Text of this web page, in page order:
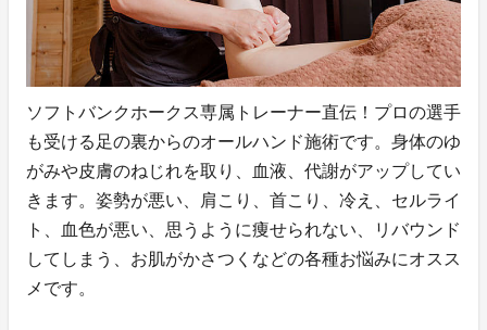
ソフトバンクホークス専属トレーナー直伝！プロの選手
も受ける足の裏からのオールハンド施術です。身体のゆ
がみや皮膚のねじれを取り、血液、代謝がアップしてい
きます。姿勢が悪い、肩こり、首こり、冷え、セルライ
ト、血色が悪い、思うように痩せられない、リバウンド
してしまう、お肌がかさつくなどの各種お悩みにオスス
メです。